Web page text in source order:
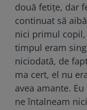
două fetiţe, dar
continuat să
nici primul
timpul eram
niciodată, de
ma cert, el nu
avea amante.
ne întalneam